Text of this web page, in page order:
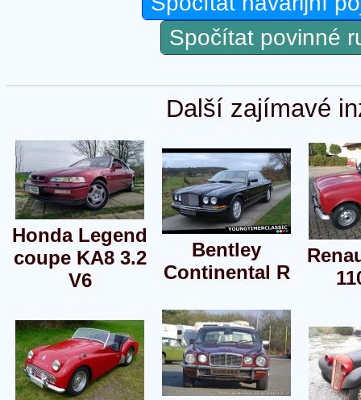
Spočítat povinné
Další zajímavé
Honda Legend
coupe KA8 3.2
V6
Bentley
Continental R